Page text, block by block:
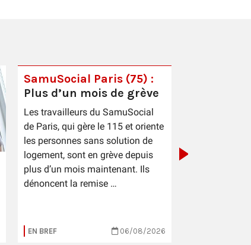
SamuSocial Paris (75) :
Plus d’un mois de grève
Les travailleurs du SamuSocial
de Paris, qui gère le 115 et oriente
les personnes sans solution de
logement, sont en grève depuis
plus d’un mois maintenant. Ils
dénoncent la remise …
EN BREF 06/08/2026